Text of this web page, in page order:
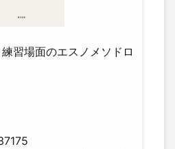
練習場面のエスノメソドロ